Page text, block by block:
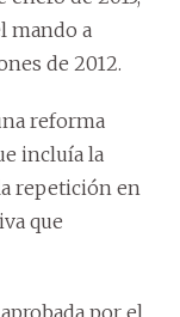
mando a
de 2012.
reforma
incluía la
repetición en
que
por el